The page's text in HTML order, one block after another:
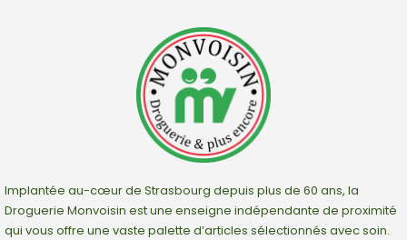
Implantée au-cœur de Strasbourg depuis plus de 60 ans, la
Droguerie Monvoisin est une enseigne indépendante de proximité
qui vous offre une vaste palette d’articles sélectionnés avec soin.